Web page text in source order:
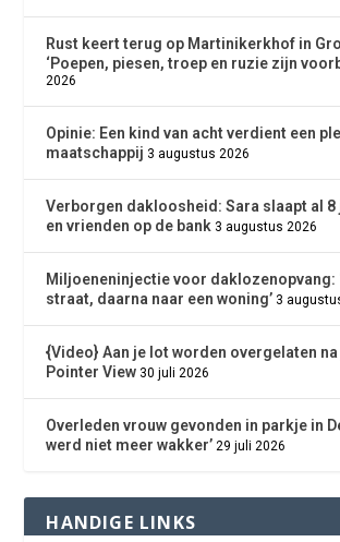
Rust keert terug op Martinikerkhof in
‘Poepen, piesen, troep en ruzie zijn
2026
Opinie: Een kind van acht verdient een
maatschappij 3 augustus 2026
Verborgen dakloosheid: Sara slaapt al
en vrienden op de bank 3 augustus 2026
Miljoeneninjectie voor daklozenopvang:
straat, daarna naar een woning’ 3
{Video} Aan je lot worden overgelaten na
Pointer View 30 juli 2026
Overleden vrouw gevonden in parkje in
werd niet meer wakker’ 29 juli 2026
HANDIGE LINKS